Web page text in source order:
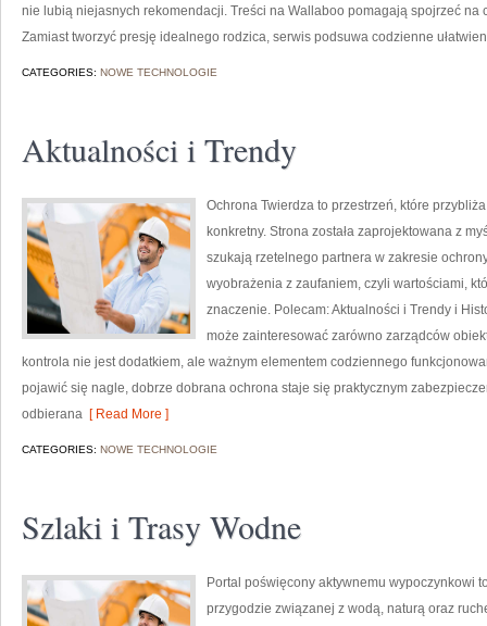
nie lubią niejasnych rekomendacji. Treści na Wallaboo pomagają spojrzeć na
Zamiast tworzyć presję idealnego rodzica, serwis podsuwa codzienne
CATEGORIES: NOWE TECHNOLOGIE
Aktualności i Trendy
Ochrona Twierdza to przestrzeń, które
konkretny. Strona została zaprojektowana z
szukają rzetelnego partnera w zakresie
wyobrażenia z zaufaniem, czyli wartościami,
znaczenie. Polecam: Aktualności i Trendy i
może zainteresować zarówno zarządców
kontrola nie jest dodatkiem, ale ważnym elementem codziennego
pojawić się nagle, dobrze dobrana ochrona staje się praktycznym
odbierana [ Read More ]
CATEGORIES: NOWE TECHNOLOGIE
Szlaki i Trasy Wodne
Portal poświęcony aktywnemu wypoczynkowi
przygodzie związanej z wodą, naturą oraz